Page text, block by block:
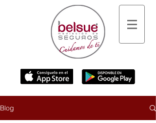
Blog